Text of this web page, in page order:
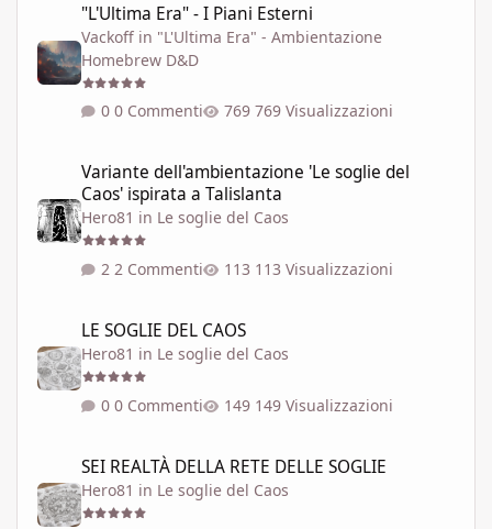
"L'Ultima Era" - I Piani Esterni
Vackoff in "L'Ultima Era" - Ambientazione
Homebrew D&D
0 Commenti 769 Visualizzazioni
Variante dell'ambientazione 'Le soglie del
Caos' ispirata a Talislanta
Hero81 in Le soglie del Caos
2 Commenti 113 Visualizzazioni
LE SOGLIE DEL CAOS
Hero81 in Le soglie del Caos
0 Commenti 149 Visualizzazioni
SEI REALTÀ DELLA RETE DELLE SOGLIE
Hero81 in Le soglie del Caos